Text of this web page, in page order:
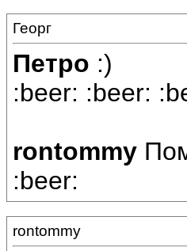
Георг
Петро :)
:beer: :beer:
rontommy
:beer:
rontommy